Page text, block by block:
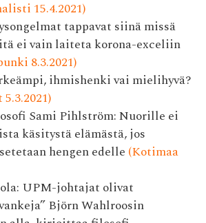
15.4.2021)
tappavat siinä missä
ei vain laiteta korona-exceliin
8.3.2021)
ihmishenki vai mielihyvä?
Sami Pihlström: Nuorille ei
käsitystä elämästä, jos
hengen edelle (Kotimaa
UPM-johtajat olivat
Björn Wahlroosin